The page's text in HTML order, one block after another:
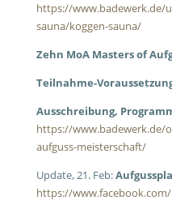
https://www.badewerk.de/
sauna/koggen-sauna/
Zehn MoA Masters of
Teilnahme-
Ausschreibung,
https://www.badewerk.de/
aufguss-meisterschaft/
Update, 21. Feb:
https://